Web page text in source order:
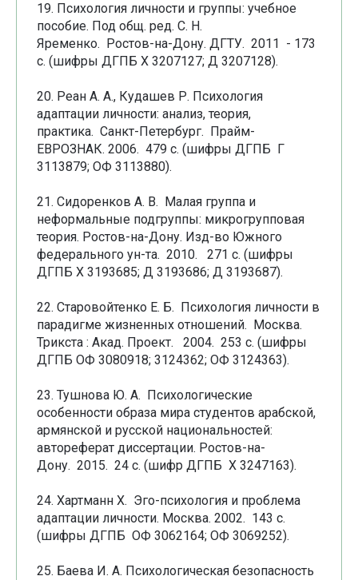
19. Психология личности и группы: учебное
пособие. Под общ. ред. С. Н.
Яременко. Ростов-на-Дону. ДГТУ. 2011 - 173
с. (шифры ДГПБ Х 3207127; Д 3207128).
20. Реан А. А., Кудашев Р. Психология
адаптации личности: анализ, теория,
практика. Санкт-Петербург. Прайм-
ЕВРОЗНАК. 2006. 479 с. (шифры ДГПБ Г
3113879; ОФ 3113880).
21. Сидоренков А. В. Малая группа и
неформальные подгруппы: микрогрупповая
теория. Ростов-на-Дону. Изд-во Южного
федерального ун-та. 2010. 271 с. (шифры
ДГПБ Х 3193685; Д 3193686; Д 3193687).
22. Старовойтенко Е. Б. Психология личности в
парадигме жизненных отношений. Москва.
Трикста : Акад. Проект. 2004. 253 с. (шифры
ДГПБ ОФ 3080918; 3124362; ОФ 3124363).
23. Тушнова Ю. А. Психологические
особенности образа мира студентов арабской,
армянской и русской национальностей:
автореферат диссертации. Ростов-на-
Дону. 2015. 24 с. (шифр ДГПБ Х 3247163).
24. Хартманн Х. Эго-психология и проблема
адаптации личности. Москва. 2002. 143 с.
(шифры ДГПБ ОФ 3062164; ОФ 3069252).
25. Баева И. А. Психологическая безопасность